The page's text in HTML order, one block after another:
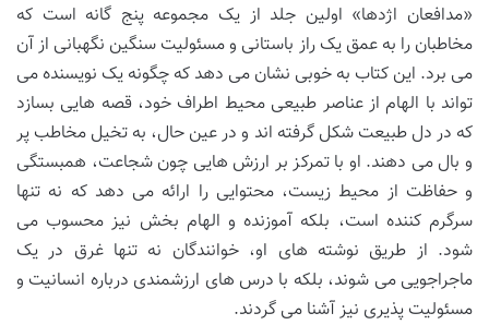
«مدافعان اژدها» اولین جلد از یک مجموعه پنج گانه است که
مخاطبان را به عمق یک راز باستانی و مسئولیت سنگین نگهبانی از آن
می برد. این کتاب به خوبی نشان می دهد که چگونه یک نویسنده می
تواند با الهام از عناصر طبیعی محیط اطراف خود، قصه هایی بسازد
که در دل طبیعت شکل گرفته اند و در عین حال، به تخیل مخاطب پر
و بال می دهند. او با تمرکز بر ارزش هایی چون شجاعت، همبستگی
و حفاظت از محیط زیست، محتوایی را ارائه می دهد که نه تنها
سرگرم کننده است، بلکه آموزنده و الهام بخش نیز محسوب می
شود. از طریق نوشته های او، خوانندگان نه تنها غرق در یک
ماجراجویی می شوند، بلکه با درس های ارزشمندی درباره انسانیت و
مسئولیت پذیری نیز آشنا می گردند.